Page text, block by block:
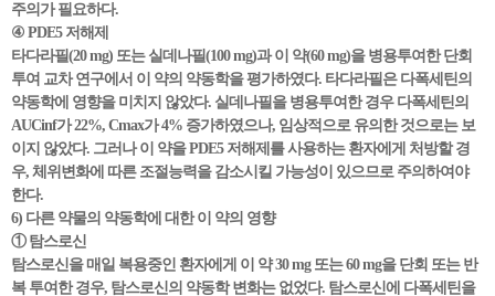
주의가 필요하다.
④ PDE5 저해제
타다라필(20 mg) 또는 실데나필(100 mg)과 이 약(60 mg)을 병용투여한 단회
투여 교차 연구에서 이 약의 약동학을 평가하였다. 타다라필은 다폭세틴의
약동학에 영향을 미치지 않았다. 실데나필을 병용투여한 경우 다폭세틴의
AUCinf가 22%, Cmax가 4% 증가하였으나, 임상적으로 유의한 것으로는 보
이지 않았다. 그러나 이 약을 PDE5 저해제를 사용하는 환자에게 처방할 경
우, 체위변화에 따른 조절능력을 감소시킬 가능성이 있으므로 주의하여야
한다.
6) 다른 약물의 약동학에 대한 이 약의 영향
① 탐스로신
탐스로신을 매일 복용중인 환자에게 이 약 30 mg 또는 60 mg을 단회 또는 반
복 투여한 경우, 탐스로신의 약동학 변화는 없었다. 탐스로신에 다폭세틴을